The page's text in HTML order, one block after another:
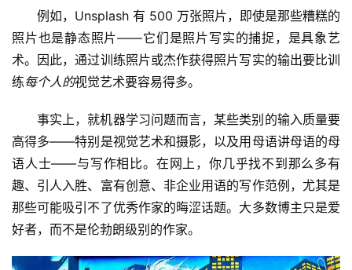
量
梦
逆
熵
绘
例如，Unsplash 有 500 万张照片，即使是那些糟糕的
照片也是静态照片——它们是照片写实的捕捉，是具象艺
术。因此，通过训练照片或杰作获得照片写实的输出要比训
练每个人的视觉艺术要容易得多。
事实上，就机器学习问题而言，某些类别的输入质量要
高得多——特别是视觉艺术和摄影，以及用母语讲母语的母
语人士——与写作相比。在网上，你几乎找不到那么多有
趣、引人入胜、富有创意、非企业用语的写作范例，尤其是
那些可能吸引不了优秀作家的晦涩话题。大多数博主只是爱
好者，而不是伦勃朗级别的作家。